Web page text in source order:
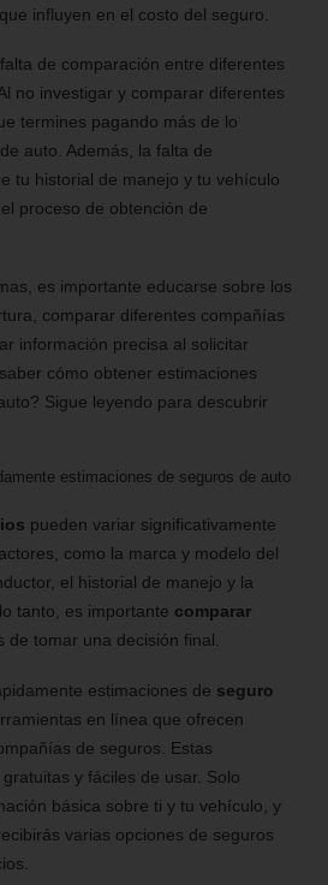
influyen en el costo del seguro.
de comparación entre diferentes
no investigar y comparar diferentes
termines pagando más de lo
auto. Además, la falta de
tu historial de manejo y tu vehículo
proceso de obtención de
es importante educarse sobre los
comparar diferentes compañías
información precisa al solicitar
cómo obtener estimaciones
Sigue leyendo para descubrir
estimaciones de seguros de auto
pueden variar significativamente
como la marca y modelo del
el historial de manejo y la
tanto, es importante comparar
de tomar una decisión final.
estimaciones de seguro
en línea que ofrecen
de seguros. Estas
y fáciles de usar. Solo
básica sobre ti y tu vehículo, y
varias opciones de seguros